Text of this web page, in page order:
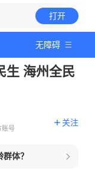
打开
无障碍
生 海州全民
账号
关注
体？